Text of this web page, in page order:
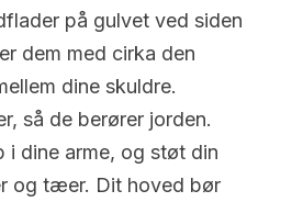
på gulvet ved siden
dem med cirka den
dine skuldre.
så de berører jorden.
i dine arme, og støt din
og tæer. Dit hoved bør